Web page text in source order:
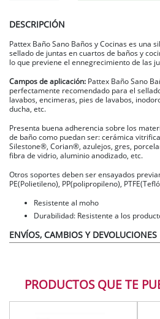
DESCRIPCIÓN
Pattex Baño Sano Baños y Cocinas es una
sellado de juntas en cuartos de baños y
lo que previene el ennegrecimiento de las
Campos de aplicación: Pattex Baño Sano
perfectamente recomendado para el
lavabos, encimeras, pies de lavabos,
ducha, etc.
Presenta buena adherencia sobre los
de baño como puedan ser: cerámica
Silestone®, Corian®, azulejos, gres,
fibra de vidrio, aluminio anodizado, etc.
Otros soportes deben ser ensayados
PE(Polietileno), PP(polipropileno),
Resistente al moho
Durabilidad: Resistente a los
ENVÍOS, CAMBIOS Y DEVOLUCIONES
PRODUCTOS QUE TE